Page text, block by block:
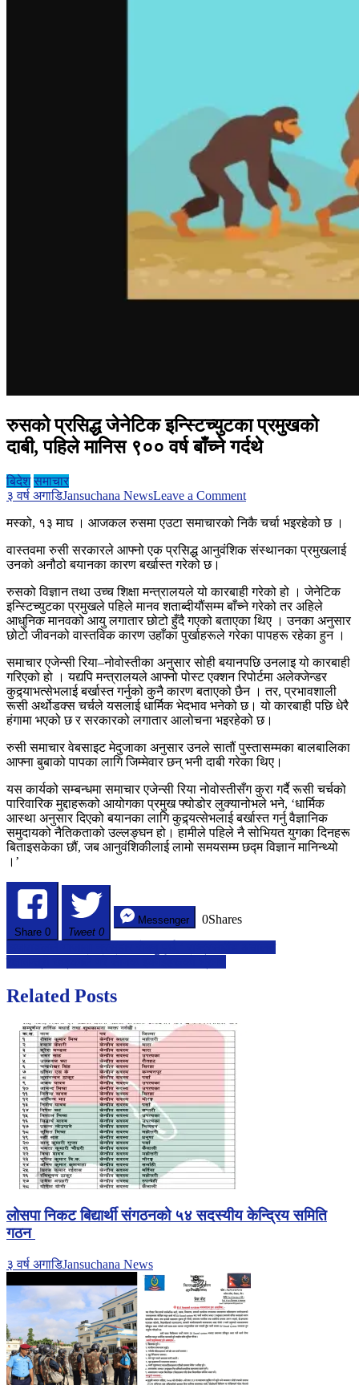
रुसको प्रसिद्ध जेनेटिक इन्स्टिच्युटका प्रमुखको
दाबी, पहिले मानिस ९०० वर्ष बाँच्ने गर्दथे
बिदेश समाचार
३ वर्ष अगाडिJansuchana NewsLeave a Commenton
प्रसिद्ध
इन्स्टिच्युटका
दाबी,
पहिले
मानिस
९००
वर्ष
बाँच्ने
गर्दथे
मस्को, १३ माघ । आजकल रुसमा एउटा समाचारको निकै चर्चा भइरहेको छ ।
वास्तवमा रुसी सरकारले आफ्नो एक प्रसिद्ध आनुवंशिक संस्थानका प्रमुखलाई
उनको अनौठो बयानका कारण बर्खास्त गरेको छ।
रुसको विज्ञान तथा उच्च शिक्षा मन्त्रालयले यो कारबाही गरेको हो । जेनेटिक
इन्स्टिच्युटका प्रमुखले पहिले मानव शताब्दीयौंसम्म बाँच्ने गरेको तर अहिले
आधुनिक मानवको आयु लगातार छोटो हुँदै गएको बताएका थिए । उनका अनुसार
छोटो जीवनको वास्तविक कारण उहाँका पुर्खाहरूले गरेका पापहरू रहेका हुन ।
समाचार एजेन्सी रिया–नोवोस्तीका अनुसार सोही बयानपछि उनलाइ यो कारबाही
गरिएको हो । यद्यपि मन्त्रालयले आफ्नो पोस्ट एक्शन रिपोर्टमा अलेक्जेन्डर
कुद्र्याभत्सेभलाई बर्खास्त गर्नुको कुनै कारण बताएको छैन । तर, प्रभावशाली
रूसी अर्थोडक्स चर्चले यसलाई धार्मिक भेदभाव भनेको छ। यो कारबाही पछि धेरै
हंगामा भएको छ र सरकारको लगातार आलोचना भइरहेको छ।
रुसी समाचार वेबसाइट मेदुजाका अनुसार उनले सातौं पुस्तासम्मका बालबालिका
आफ्ना बुबाको पापका लागि जिम्मेवार छन् भनी दाबी गरेका थिए।
यस कार्यको सम्बन्धमा समाचार एजेन्सी रिया नोवोस्तीसँग कुरा गर्दै रूसी चर्चको
पारिवारिक मुद्दाहरूको आयोगका प्रमुख फ्योडोर लुक्यानोभले भने, ‘धार्मिक
आस्था अनुसार दिएको बयानका लागि कुद्र्यत्सेभलाई बर्खास्त गर्नु वैज्ञानिक
समुदायको नैतिकताको उल्लङ्घन हो। हामीले पहिले नै सोभियत युगका दिनहरू
बिताइसकेका छौं, जब आनुवंशिकीलाई लामो समयसम्म छद्म विज्ञान मानिन्थ्यो
।’
Share 0 Tweet 0
Messenger 0Shares
Post
navigation
Related Posts
लोसपा निकट बिद्यार्थी संगठनको ५४ सदस्यीय केन्द्रिय समिति
गठन
३ वर्ष अगाडिJansuchana News